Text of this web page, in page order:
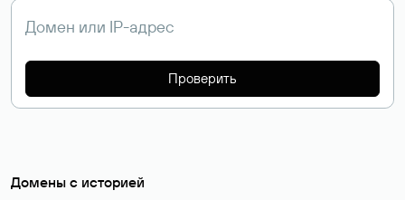
Проверить
Домены с историей